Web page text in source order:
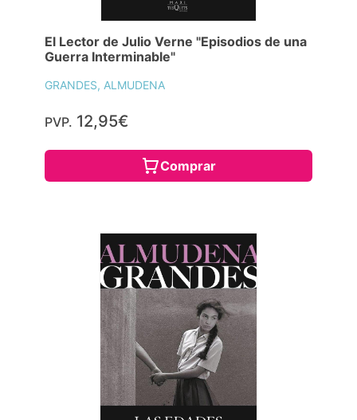
El Lector de Julio Verne "Episodios de una
Guerra Interminable"
GRANDES, ALMUDENA
PVP. 12,95€
Comprar